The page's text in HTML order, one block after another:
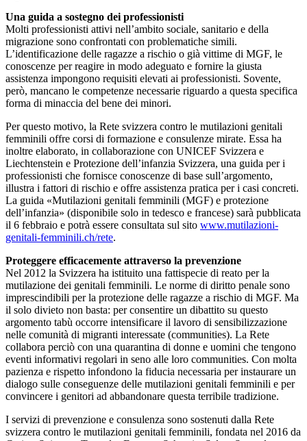
Una guida a sostegno dei professionisti
Molti professionisti attivi nell’ambito sociale, sanitario e della
migrazione sono confrontati con problematiche simili.
L’identificazione delle ragazze a rischio o già vittime di MGF, le
conoscenze per reagire in modo adeguato e fornire la giusta
assistenza impongono requisiti elevati ai professionisti. Sovente,
però, mancano le competenze necessarie riguardo a questa specifica
forma di minaccia del bene dei minori.
Per questo motivo, la Rete svizzera contro le mutilazioni genitali
femminili offre corsi di formazione e consulenze mirate. Essa ha
inoltre elaborato, in collaborazione con UNICEF Svizzera e
Liechtenstein e Protezione dell’infanzia Svizzera, una guida per i
professionisti che fornisce conoscenze di base sull’argomento,
illustra i fattori di rischio e offre assistenza pratica per i casi concreti.
La guida «Mutilazioni genitali femminili (MGF) e protezione
dell’infanzia» (disponibile solo in tedesco e francese) sarà pubblicata
il 6 febbraio e potrà essere consultata sul sito www.mutilazioni-
genitali-femminili.ch/rete.
Proteggere efficacemente attraverso la prevenzione
Nel 2012 la Svizzera ha istituito una fattispecie di reato per la
mutilazione dei genitali femminili. Le norme di diritto penale sono
imprescindibili per la protezione delle ragazze a rischio di MGF. Ma
il solo divieto non basta: per consentire un dibattito su questo
argomento tabù occorre intensificare il lavoro di sensibilizzazione
nelle comunità di migranti interessate (communities). La Rete
collabora perciò con una quarantina di donne e uomini che tengono
eventi informativi regolari in seno alle loro communities. Con molta
pazienza e rispetto infondono la fiducia necessaria per instaurare un
dialogo sulle conseguenze delle mutilazioni genitali femminili e per
convincere i genitori ad abbandonare questa terribile tradizione.
I servizi di prevenzione e consulenza sono sostenuti dalla Rete
svizzera contro le mutilazioni genitali femminili, fondata nel 2016 da